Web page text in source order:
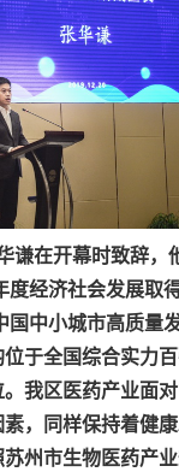
谦在开幕时致辞，
度经济社会发展取
国中小城市高质量
于全国综合实力
我区医药产业面
，同样保持着健
州市生物医药产